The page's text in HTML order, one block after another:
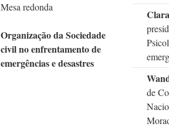
Mesa redonda
Organização da Sociedade
civil no enfrentamento de
emergências e desastres
de